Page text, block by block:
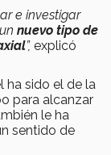
e investigar
nuevo tipo de
”, explicó
ha sido el de la
para alcanzar
le ha
sentido de